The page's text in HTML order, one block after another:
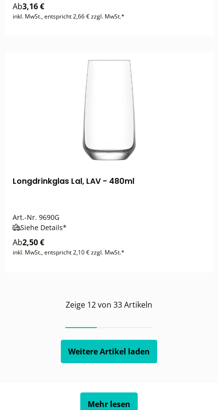
Ab3,16 €
inkl. MwSt., entspricht 2,66 € zzgl. MwSt.*
Longdrinkglas Lal, LAV - 480ml
Art.-Nr. 9690G
Siehe Details*
Ab2,50 €
inkl. MwSt., entspricht 2,10 € zzgl. MwSt.*
Zeige 12von 33Artikeln
Weitere Artikel laden
Mehr lesen